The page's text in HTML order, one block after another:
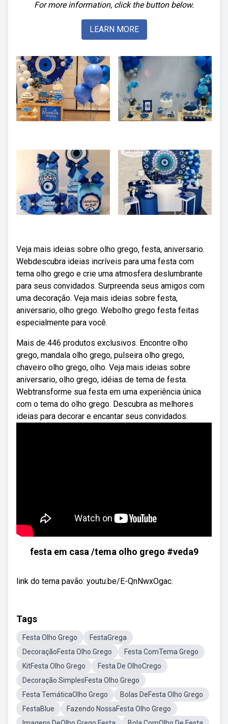
For more information, click the button below.
LEARN MORE
Veja mais ideias sobre olho grego, festa, aniversario.
Webdescubra ideias incríveis para uma festa com
tema olho grego e crie uma atmosfera deslumbrante
para seus convidados. Surpreenda seus amigos com
uma decoração. Veja mais ideias sobre festa,
aniversario, olho grego. Webolho grego festa feitas
especialmente para você.
Mais de 446 produtos exclusivos. Encontre olho
grego, mandala olho grego, pulseira olho grego,
chaveiro olho grego, olho. Veja mais ideias sobre
aniversario, olho grego, idéias de tema de festa.
Webtransforme sua festa em uma experiência única
com o tema do olho grego. Descubra as melhores
ideias para decorar e encantar seus convidados.
festa em casa /tema olho grego #veda9
link do tema pavão: youtu.be/E-QnNwxOgac.
Tags
Festa Olho Grego
FestaGrega
DecoraçãoFesta Olho Grego
Festa ComTema Grego
KitFesta Olho Grego
Festa De OlhoCrego
Decoração SimplesFesta Olho Grego
Festa TemáticaOlho Grego
Bolas DeFesta Olho Grego
FestaBlue
Fazendo NossaFesta Olho Grego